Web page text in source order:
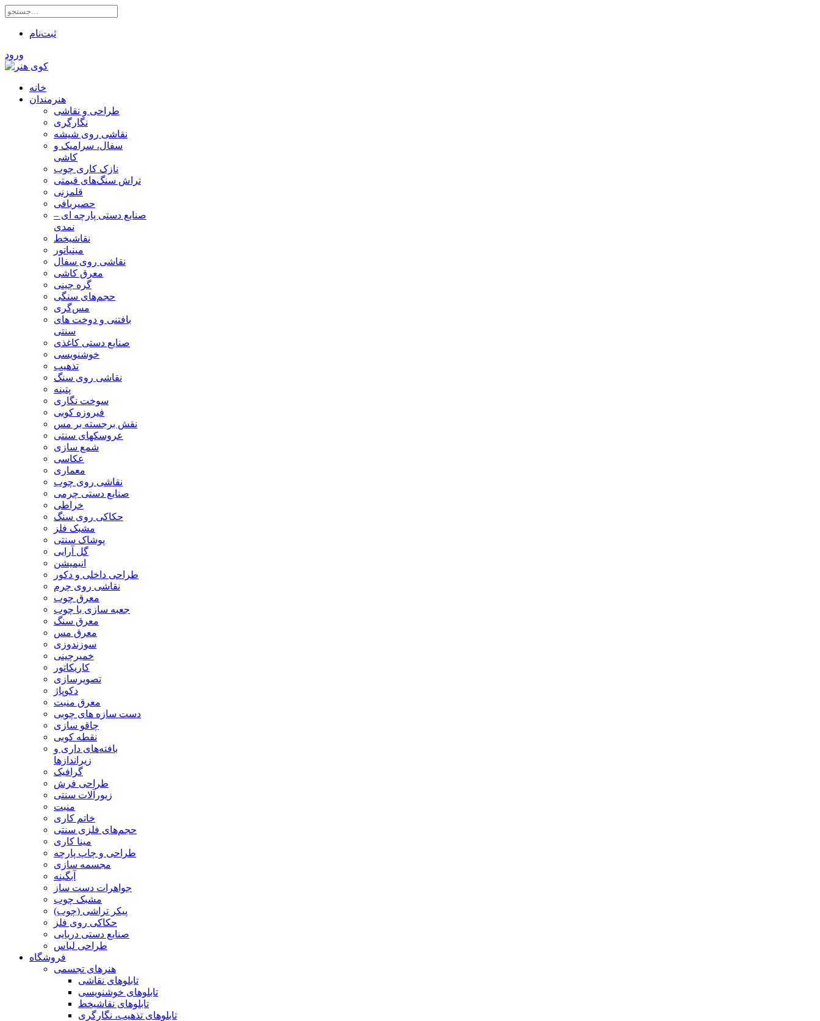
ثبت‌نام
ورود
خانه
هنرمندان
طراحی و نقاشی
نگارگری
نقاشی روی شیشه
سفال، سرامیک و
کاشی
نازک کاری چوب
تراش سنگ‌های قیمتی
قلمزنی
حصیربافی
صنایع دستی پارچه ای –
نمدی
نقاشیخط
مینیاتور
نقاشی روی سفال
معرق کاشی
گره چینی
حجم‌های سنگی
مس‌گری
بافتنی‌ و دوخت های
سنتی
صنایع دستی کاغذی
خوشنویسی
تذهیب
نقاشی روی سنگ
پتینه
سوخت نگاری
فیروزه کوبی
نقش برجسته بر مس
عروسکهای سنتی
شمع سازی
عکاسی
معماری
نقاشی روی چوب
صنایع دستی چرمی
خراطی
حکاکی روی سنگ
مشبک فلز
پوشاک سنتی
گل آرایی
انیمیشن
طراحی داخلی و دکور
نقاشی روی چرم
معرق چوب
جعبه سازی با چوب
معرق سنگ
معرق مس
سوزندوزی
خمیرچینی
کاریکاتور
تصویرسازی
دکوپاژ
معرق منبت
دست سازه های چوبی
چاقو سازی
نقطه کوبی
بافته‌های داری و
زیراندازها
گرافیک
طراحی فرش
زیورآلات سنتی
منبت
خاتم کاری
حجم‌های فلزی سنتی
مینا کاری
طراحی و چاپ پارچه
مجسمه سازی
آبگینه
جواهرات دست ساز
مشبک چوب
پیکر تراشی (چوب)
حکاکی روی فلز
صنایع دستی دریایی
طراحی لباس
فروشگاه
هنرهای تجسمی
تابلوهای نقاشی
تابلوهای خوشنویسی
تابلوهای نقاشیخط
تابلوهای تذهیب، نگارگری